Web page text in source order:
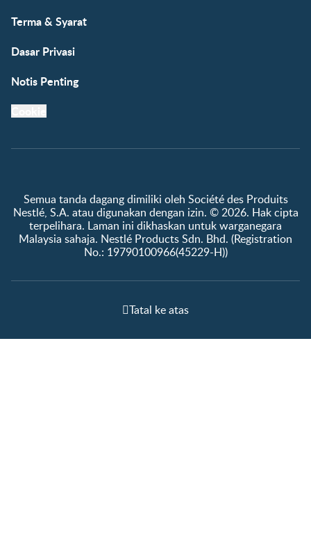
Terma & Syarat
Dasar Privasi
Notis Penting
Semua tanda dagang dimiliki oleh Société des Produits
Nestlé, S.A. atau digunakan dengan izin. © 2026. Hak cipta
terpelihara. Laman ini dikhaskan untuk warganegara
Malaysia sahaja. Nestlé Products Sdn. Bhd. (Registration
No.: 19790100966(45229-H))
Tatal ke atas